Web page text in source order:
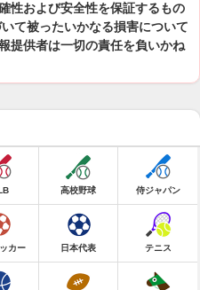
性および安全性を保証するもの
て被ったいかなる損害について
提供者は一切の責任を負いかね
高校野球 侍ジャパン
カー 日本代表 テニス